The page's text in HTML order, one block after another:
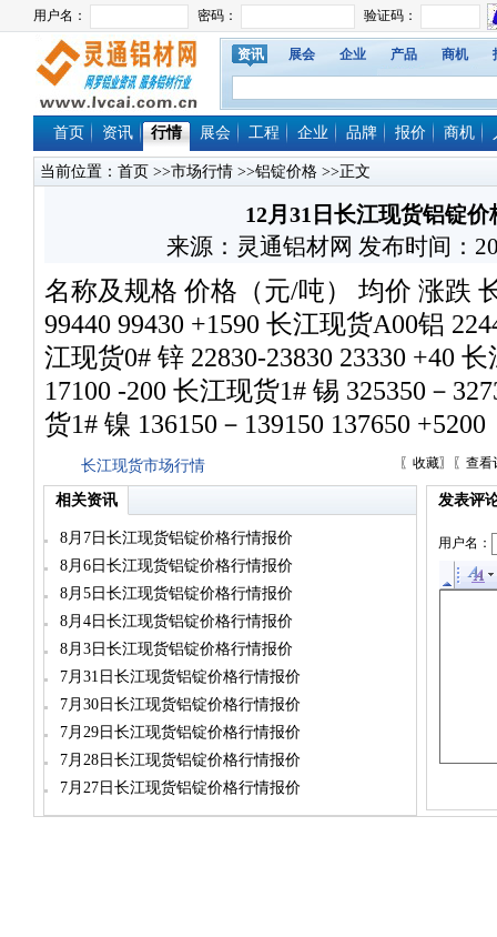
资讯 展会 企业 产品 商机
首页 资讯 行情 展会 工程 企业 品牌 报价 商机
当前位置： 首页 >>市场行情 >>铝锭价格 >>正文
12月31日长江现货铝锭
来源：灵通铝材网 发布时间：
名称及规格 价格（元/吨） 均价 涨跌
99440 99430 +1590 长江现货A00铝
江现货0# 锌 22830-23830 23330 +40
17100 -200 长江现货1# 锡 325350－
货1# 镍 136150－139150 137650 +5200
长江现货市场行情 〖 收藏〗〖 查看
相关资讯
8月7日长江现货铝锭价格行情报价
8月6日长江现货铝锭价格行情报价
8月5日长江现货铝锭价格行情报价
8月4日长江现货铝锭价格行情报价
8月3日长江现货铝锭价格行情报价
7月31日长江现货铝锭价格行情报价
7月30日长江现货铝锭价格行情报价
7月29日长江现货铝锭价格行情报价
7月28日长江现货铝锭价格行情报价
7月27日长江现货铝锭价格行情报价
发表评
用户名：